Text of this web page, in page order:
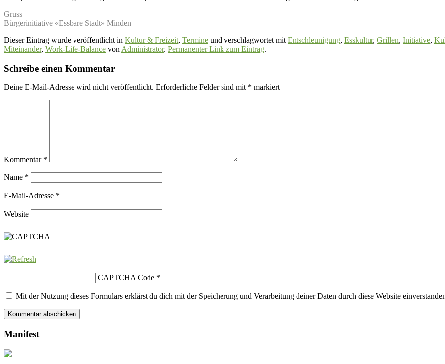
Gruss
Bürgerinitiative «Essbare Stadt» Minden
Dieser Eintrag wurde veröffentlicht in Kultur & Freizeit, Termine und verschlagwortet mit Entschleunigung, Esskultur, Grillen, Initiative,
Miteinander, Work-Life-Balance von Administrator. Permanenter Link zum Eintrag.
Schreibe einen Kommentar
Deine E-Mail-Adresse wird nicht veröffentlicht. Erforderliche Felder sind mit * markiert
Kommentar *
Name *
E-Mail-Adresse *
Website
CAPTCHA Code *
Mit der Nutzung dieses Formulars erklärst du dich mit der Speicherung und Verarbeitung deiner Daten durch diese Website
Manifest